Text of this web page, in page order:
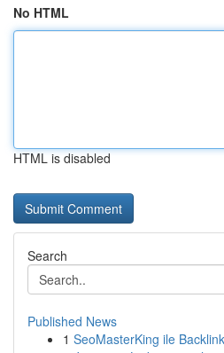
No HTML
HTML is disabled
Search
Published News
1 SeoMasterKing ile